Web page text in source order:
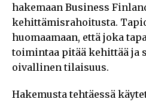
hakemaan Business
kehittämisrahoitusta.
huomaamaan, että joka
toimintaa pitää kehittää
oivallinen tilaisuus.
Hakemusta tehtäessä